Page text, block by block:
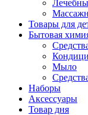
Товары для
Бытовая
Мыло
Наборы
Аксессуары
Товар дня